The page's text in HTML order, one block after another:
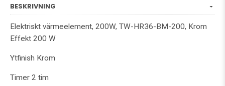
BESKRIVNING
Elektriskt värmeelement, 200W, TW-HR36-BM-200, Krom
Effekt 200 W
Ytfinish Krom
Timer 2 tim